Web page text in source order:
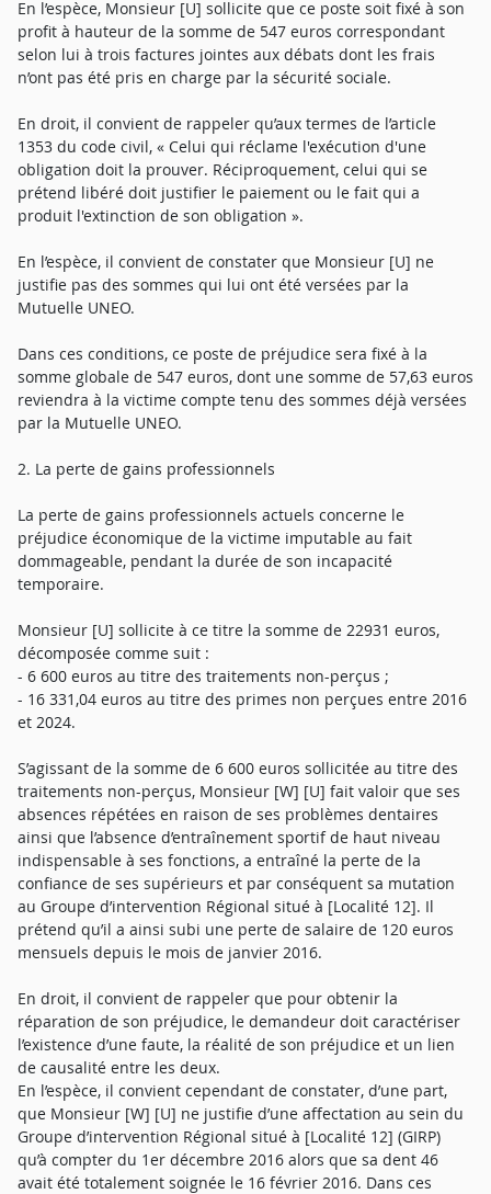
En l’espèce, Monsieur [U] sollicite que ce poste soit fixé à son
profit à hauteur de la somme de 547 euros correspondant
selon lui à trois factures jointes aux débats dont les frais
n’ont pas été pris en charge par la sécurité sociale.
En droit, il convient de rappeler qu’aux termes de l’article
1353 du code civil, « Celui qui réclame l'exécution d'une
obligation doit la prouver. Réciproquement, celui qui se
prétend libéré doit justifier le paiement ou le fait qui a
produit l'extinction de son obligation ».
En l’espèce, il convient de constater que Monsieur [U] ne
justifie pas des sommes qui lui ont été versées par la
Mutuelle UNEO.
Dans ces conditions, ce poste de préjudice sera fixé à la
somme globale de 547 euros, dont une somme de 57,63 euros
reviendra à la victime compte tenu des sommes déjà versées
par la Mutuelle UNEO.
2. La perte de gains professionnels
La perte de gains professionnels actuels concerne le
préjudice économique de la victime imputable au fait
dommageable, pendant la durée de son incapacité
temporaire.
Monsieur [U] sollicite à ce titre la somme de 22931 euros,
décomposée comme suit :
- 6 600 euros au titre des traitements non-perçus ;
- 16 331,04 euros au titre des primes non perçues entre 2016
et 2024.
S’agissant de la somme de 6 600 euros sollicitée au titre des
traitements non-perçus, Monsieur [W] [U] fait valoir que ses
absences répétées en raison de ses problèmes dentaires
ainsi que l’absence d’entraînement sportif de haut niveau
indispensable à ses fonctions, a entraîné la perte de la
confiance de ses supérieurs et par conséquent sa mutation
au Groupe d’intervention Régional situé à [Localité 12]. Il
prétend qu’il a ainsi subi une perte de salaire de 120 euros
mensuels depuis le mois de janvier 2016.
En droit, il convient de rappeler que pour obtenir la
réparation de son préjudice, le demandeur doit caractériser
l’existence d’une faute, la réalité de son préjudice et un lien
de causalité entre les deux.
En l’espèce, il convient cependant de constater, d’une part,
que Monsieur [W] [U] ne justifie d’une affectation au sein du
Groupe d’intervention Régional situé à [Localité 12] (GIRP)
qu’à compter du 1er décembre 2016 alors que sa dent 46
avait été totalement soignée le 16 février 2016. Dans ces